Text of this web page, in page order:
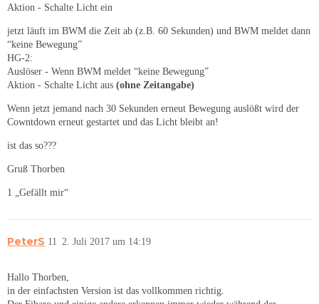
Aktion - Schalte Licht ein
jetzt läuft im BWM die Zeit ab (z.B. 60 Sekunden) und BWM meldet dann
“keine Bewegung”
HG-2:
Auslöser - Wenn BWM meldet “keine Bewegung”
Aktion - Schalte Licht aus (ohne Zeitangabe)
Wenn jetzt jemand nach 30 Sekunden erneut Bewegung auslößt wird der
Cowntdown erneut gestartet und das Licht bleibt an!
ist das so???
Gruß Thorben
1 „Gefällt mir“
PeterS 2. Juli 2017 um 14:19
11
Hallo Thorben,
in der einfachsten Version ist das vollkommen richtig.